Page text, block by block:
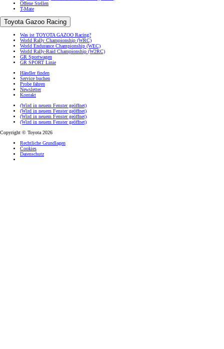
Offene Stellen
T-Mate
Toyota Gazoo Racing
Was ist TOYOTA GAZOO Racing?
World Rally Championship (WRC)
World Endurance Championship (WEC)
World Rally-Raid Championship (W2RC)
GR Sportwagen
GR SPORT Linie
Händler finden
Service buchen
Probe fahren
Newsletter
Kontakt
(Wird in neuem Fenster geöffnet)
(Wird in neuem Fenster geöffnet)
(Wird in neuem Fenster geöffnet)
(Wird in neuem Fenster geöffnet)
Copyright © Toyota 2026
Rechtliche Grundlagen
Cookies
Datenschutz